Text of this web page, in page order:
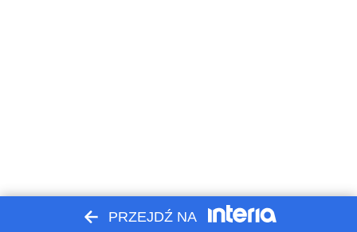
PRZEJDŹ NA